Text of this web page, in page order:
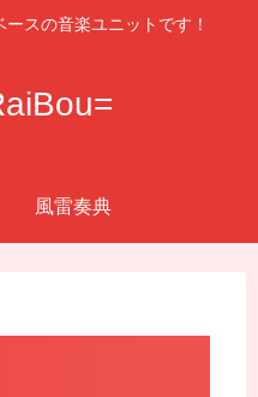
スの音楽ユニットです！
風雷奏典